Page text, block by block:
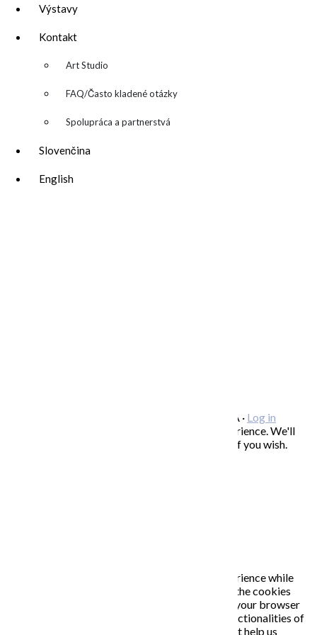
Výstavy
Kontakt
▼ Art Studio
FAQ/Často kladené otázky
Spolupráca a partnerstvá
Slovenčina
English
Copyright © 2026 KATARÍNA S. KALMANOVÁ · Log in
This website uses cookies to improve your experience. We'll
assume you're ok with this, but you can opt-out if you wish.
This website uses cookies to improve your experience while
you navigate through the website. Out of these, the cookies
that are categorized as necessary are stored on your browser
as they are essential for the working of basic functionalities of
the website. We also use third-party cookies that help us